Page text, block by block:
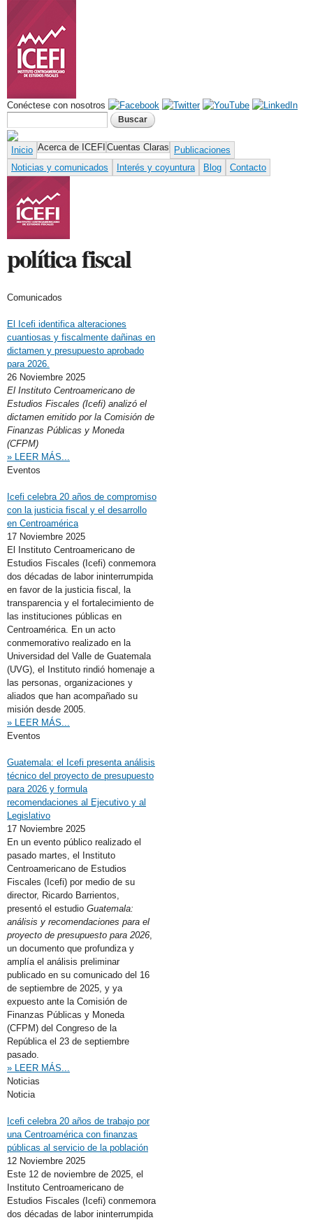
Conéctese con nosotros
Formulario de búsqueda
Inicio Acerca de ICEFI Cuentas Claras
Publicaciones
Noticias y comunicados
Interés y coyuntura Blog Contacto
política fiscal
Comunicados
El Icefi identifica alteraciones
cuantiosas y fiscalmente dañinas en
dictamen y presupuesto aprobado
para 2026.
26 Noviembre 2025
El Instituto Centroamericano de
Estudios Fiscales (Icefi) analizó el
dictamen emitido por la Comisión de
Finanzas Públicas y Moneda
(CFPM)
» LEER MÁS...
Eventos
Icefi celebra 20 años de compromiso
con la justicia fiscal y el desarrollo
en Centroamérica
17 Noviembre 2025
El Instituto Centroamericano de
Estudios Fiscales (Icefi) conmemora
dos décadas de labor ininterrumpida
en favor de la justicia fiscal, la
transparencia y el fortalecimiento de
las instituciones públicas en
Centroamérica. En un acto
conmemorativo realizado en la
Universidad del Valle de Guatemala
(UVG), el Instituto rindió homenaje a
las personas, organizaciones y
aliados que han acompañado su
misión desde 2005.
» LEER MÁS...
Eventos
Guatemala: el Icefi presenta análisis
técnico del proyecto de presupuesto
para 2026 y formula
recomendaciones al Ejecutivo y al
Legislativo
17 Noviembre 2025
En un evento público realizado el
pasado martes, el Instituto
Centroamericano de Estudios
Fiscales (Icefi) por medio de su
director, Ricardo Barrientos,
presentó el estudio Guatemala:
análisis y recomendaciones para el
proyecto de presupuesto para 2026
un documento que profundiza y
amplía el análisis preliminar
publicado en su comunicado del 16
de septiembre de 2025, y ya
expuesto ante la Comisión de
Finanzas Públicas y Moneda
(CFPM) del Congreso de la
República el 23 de septiembre
pasado.
» LEER MÁS...
Noticias
Noticia
Icefi celebra 20 años de trabajo por
una Centroamérica con finanzas
públicas al servicio de la población
12 Noviembre 2025
Este 12 de noviembre de 2025, el
Instituto Centroamericano de
Estudios Fiscales (Icefi) conmemora
dos décadas de labor ininterrumpida